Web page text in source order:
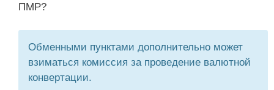
ПМР?
Обменными пунктами дополнительно может
взиматься комиссия за проведение валютной
конвертации.